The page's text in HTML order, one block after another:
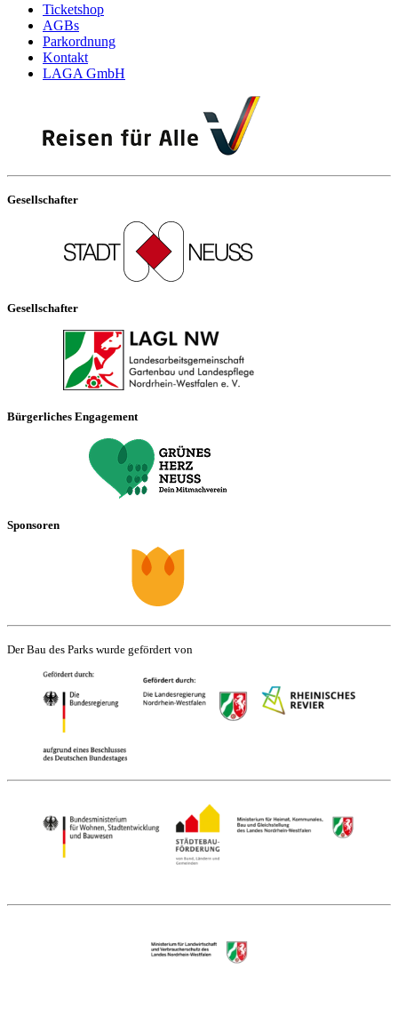
Ticketshop
AGBs
Parkordnung
Kontakt
LAGA GmbH
Gesellschafter
Gesellschafter
Bürgerliches Engagement
Sponsoren
Der Bau des Parks wurde gefördert von